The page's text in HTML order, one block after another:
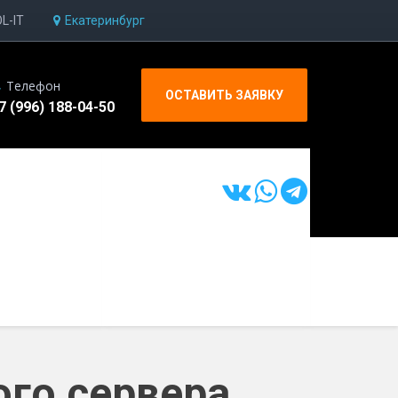
IT Екатеринбург
Телефон
(996) 188-04-50
ОСТАВИТЬ ЗАЯВКУ